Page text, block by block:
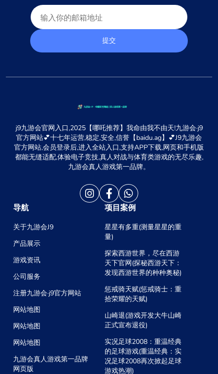
提交
j9九游会官网入口,2025【哪吒推荐】我命由我不由天!九游会·j9
官方网站💕十七年运营,稳定,安全,信誉【baidu.ag】💕J9九游会
官方网站,会员登录后,进入全站入口,支持APP下载,网页和手机版
都能无缝适配,体验电子竞技,真人对战与体育类游戏的无尽乐趣,
九游会真人游戏第一品牌。
导航
关于九游会J9
产品展示
游戏资讯
公司服务
注册九游会·j9官方网站
网站地图
网站地图
网站地图
九游会真人游戏第一品牌
网页版
项目案例
星星有多重(测量星星的重
量)
探索西游世界，尽在西游
天下官网(探秘西游天下：
发现西游世界的种种奥秘)
惩戒骑天赋(惩戒骑士：重
拾荣耀的天赋)
山崎退(游戏开发大牛山崎
正式宣布退役)
实况足球2008：重温经典
的足球游戏(重温经典：实
况足球2008再次掀起足球
游戏热潮)